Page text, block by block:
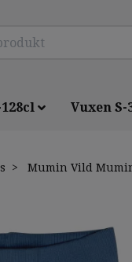
Vuxen S-
Mumin Vild